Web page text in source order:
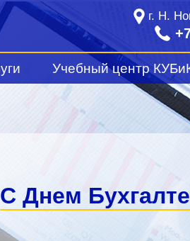
г. Н.
технологическое
обслуживание
консультаций
Учебный центр
Курсы и практические
Семинары
С Днем